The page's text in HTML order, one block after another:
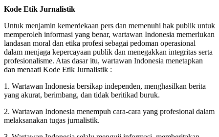
Kode Etik Jurnalistik
Untuk menjamin kemerdekaan pers dan memenuhi hak publik untuk
memperoleh informasi yang benar, wartawan Indonesia memerlukan
landasan moral dan etika profesi sebagai pedoman operasional
dalam menjaga kepercayaan publik dan menegakkan integritas serta
profesionalisme. Atas dasar itu, wartawan Indonesia menetapkan
dan menaati Kode Etik Jurnalistik :
1. Wartawan Indonesia bersikap independen, menghasilkan berita
yang akurat, berimbang, dan tidak beritikad buruk.
2. Wartawan Indonesia menempuh cara-cara yang profesional dalam
melaksanakan tugas jurnalistik.